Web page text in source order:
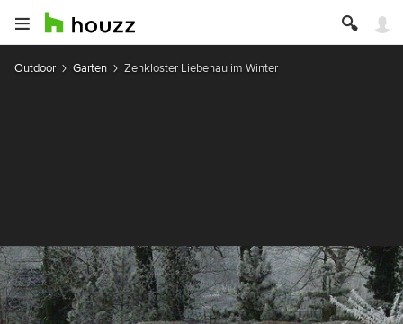
Outdoor Garten Zenkloster Liebenau im Winter